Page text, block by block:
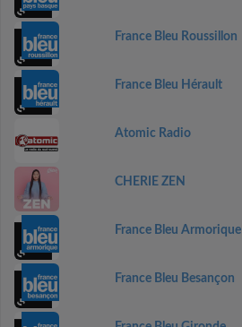
France Bleu Roussillon
France Bleu Hérault
Atomic Radio
CHERIE ZEN
France Bleu Armorique
France Bleu Besançon